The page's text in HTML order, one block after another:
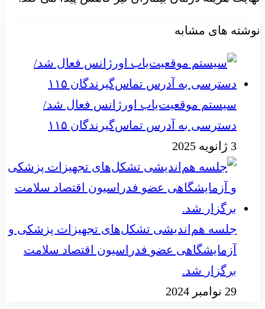
نوشته های مشابه
سیستم موقعیت‌یاب اورژانس فعال شد/
دسترسی به آدرس تماس‌گیرندگان ۱۱۵
3 ژانویه 2025
جلسه هم‌اندیشی تشکل‌های تجهیزات پزشکی و
آزمایشگاهی عضو فدراسیون اقتصاد سلامت
برگزار شد.
29 نوامبر 2024